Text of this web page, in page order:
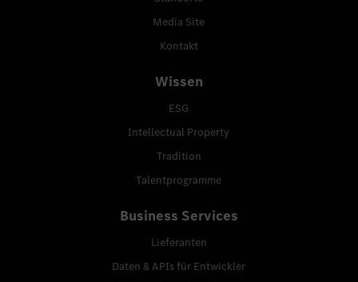
Media Site
Kontakt
Wissen
ESG
Intellectual Property
Tradition
Talentprogramme
Business Services
Lieferanten
Daten & APIs für Entwickler